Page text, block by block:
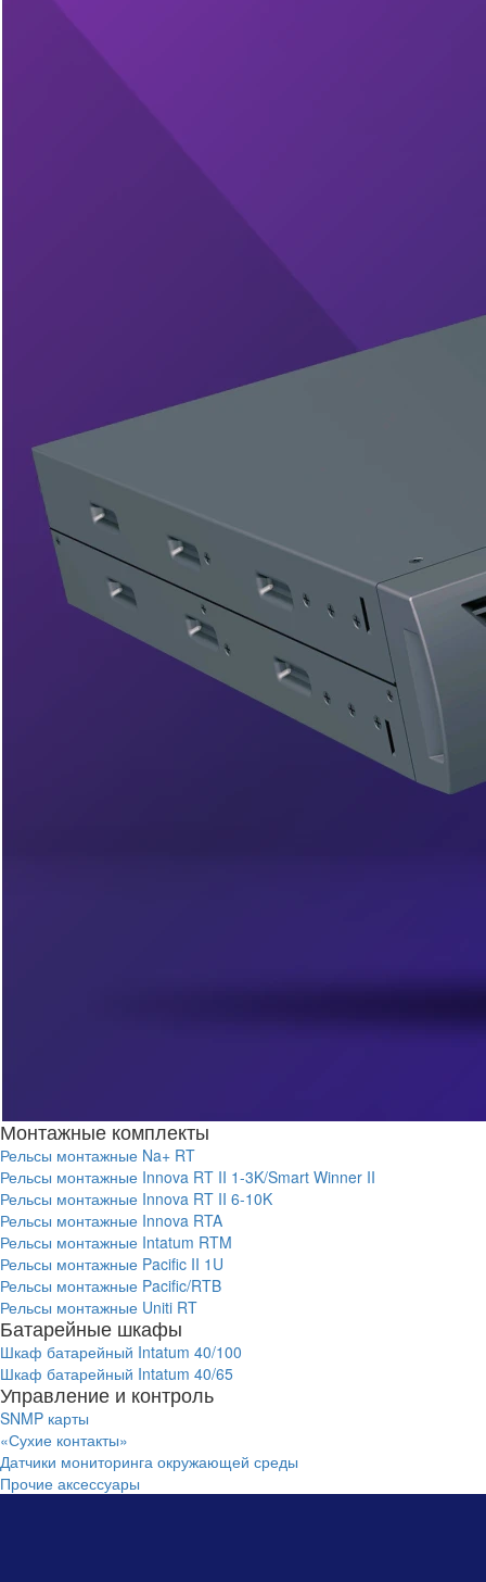
Монтажные комплекты
Рельсы монтажные Na+ RT
Рельсы монтажные Innova RT II 1-3K/Smart Winner II
Рельсы монтажные Innova RT II 6-10K
Рельсы монтажные Innova RTA
Рельсы монтажные Intatum RTM
Рельсы монтажные Pacific II 1U
Рельсы монтажные Pacific/RTB
Рельсы монтажные Uniti RT
Батарейные шкафы
Шкаф батарейный Intatum 40/100
Шкаф батарейный Intatum 40/65
Управление и контроль
SNMP карты
«Сухие контакты»
Датчики мониторинга окружающей среды
Прочие аксессуары